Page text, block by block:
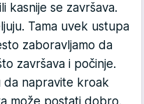
kasnije se završava.
Tama uvek ustupa
zaboravljamo da
završava i počinje.
da napravite kroak